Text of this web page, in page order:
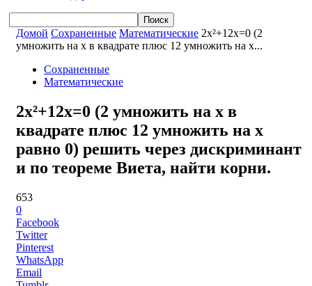
Домой Сохраненные Математические 2x²+12x=0 (2
умножить на x в квадрате плюс 12 умножить на x...
Сохраненные
Математические
2x²+12x=0 (2 умножить на x в
квадрате плюс 12 умножить на x
равно 0) решить через дискриминант
и по теореме Виета, найти корни.
653
0
Facebook
Twitter
Pinterest
WhatsApp
Email